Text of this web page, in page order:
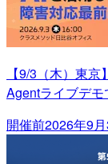
【9/3（木）東
Agentライブデ
開催前2026年9